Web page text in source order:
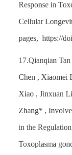
Response in
Cellular
pages, https://
17.Qianqian Tan
Chen , Xiaomei
Xiao, Jinxuan Li
Zhang* ,
in the
Toxoplasma